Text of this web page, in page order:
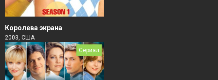
Королева экрана
2003, США
Сериал